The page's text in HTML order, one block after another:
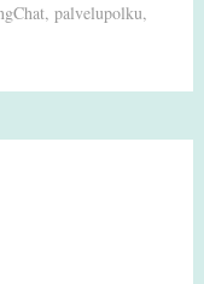
, palvelupolku,